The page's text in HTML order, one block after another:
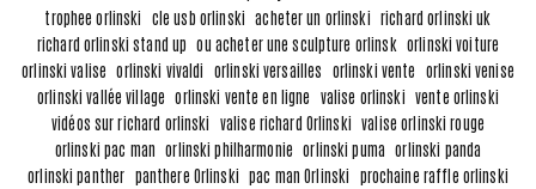
trophee orlinski cle usb orlinski acheter un orlinski richard orlinski uk
richard orlinski stand up ou acheter une sculpture orlinsk orlinski voiture
orlinski valise orlinski vivaldi orlinski versailles orlinski vente orlinski venise
orlinski vallée village orlinski vente en ligne valise orlinski vente orlinski
vidéos sur richard orlinski valise richard Orlinski valise orlinski rouge
orlinski pac man orlinski philharmonie orlinski puma orlinski panda
orlinski panther panthere Orlinski pac man Orlinski prochaine raffle orlinski